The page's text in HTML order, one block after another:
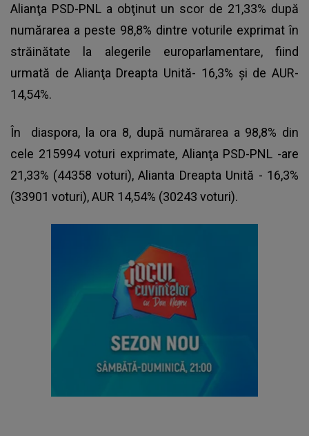
Alianţa PSD-PNL a obţinut un scor de 21,33% după
numărarea a peste 98,8% dintre voturile exprimat în
străinătate la alegerile europarlamentare, fiind
urmată de Alianţa Dreapta Unită- 16,3% şi de AUR-
14,54%.
În diaspora, la ora 8, după numărarea a 98,8% din
cele 215994 voturi exprimate, Alianţa PSD-PNL -are
21,33% (44358 voturi), Alianta Dreapta Unită - 16,3%
(33901 voturi), AUR 14,54% (30243 voturi).